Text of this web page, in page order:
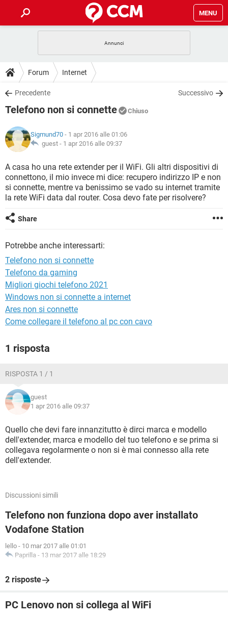
MENU
INTRATTENIMENTO
iOS
INSTAGRAM WHATSAPP
TIKTOK
HARDWARE
GUIDE
COVID-19
INSTAGRAM WHATSAPP
TIKTOK
HARDWARE
DOWNLOAD
COVID-19 GAMING
INTRATTENIMENTO
iOS
INSTAGRAM WHATSAPP
TIKTOK FACEBOOK
HARDWARE
COVID-19 GAMING
INTRATTENIMENTO
iOS WINDOWS 10
INSTAGRAM WHATSAPP
HARDWARE
GLOSSARIO
COVID-19 GAMING
INTRATTENIMENTO ANDROID
iOS WINDOWS 10
INSTAGRAM
HARDWARE
Forum Internet
Precedente Successivo
Telefono non si connette Chiuso
Sigmund70 - 1 apr 2016 alle 01:06
guest - 1 apr 2016 alle 09:37
A casa ho una rete extender per il WiFi. Gli altri dispositivi di
connettono, il mio invece mi dice: recupero indirizzo IP e non
si connette, mentre va benissimo se vado su internet tramite
la rete WiFi data dal router. Cosa devo fate per risolvere?
Share
Potrebbe anche interessarti:
Telefono non si connette
Telefono da gaming
Migliori giochi telefono 2021
Windows non si connette a internet
Ares non si connette
Come collegare il telefono al pc con cavo
1 risposta
RISPOSTA 1 / 1
guest
1 apr 2016 alle 09:37
Quello che devi fare innanzitutto è dirci marca e modello
dell'extender, marca e modello del tuo telefono e se prima si
collegava regolarmente o non si è mai connesso alla rete
dell'extender.
Discussioni simili
Telefono non funziona dopo aver installato
Vodafone Station
lello - 10 mar 2017 alle 01:01
Paprilla - 13 mar 2017 alle 18:29
2 risposte
PC Lenovo non si collega al WiFi